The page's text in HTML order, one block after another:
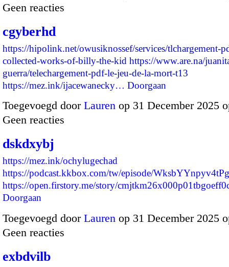
Geen reacties
cgyberhd
https://hipolink.net/owusiknossef/services/tlchargement-
collected-works-of-billy-the-kid https://www.are.na/
guerra/telechargement-pdf-le-jeu-de-la-mort-t13
https://mez.ink/ijacewanecky… Doorgaan
Toegevoegd door Lauren op 31 December 2025
Geen reacties
dskdxybj
https://mez.ink/ochylugechad
https://podcast.kkbox.com/tw/episode/
https://open.firstory.me/story/
Doorgaan
Toegevoegd door Lauren op 31 December 2025
Geen reacties
exbdvilb